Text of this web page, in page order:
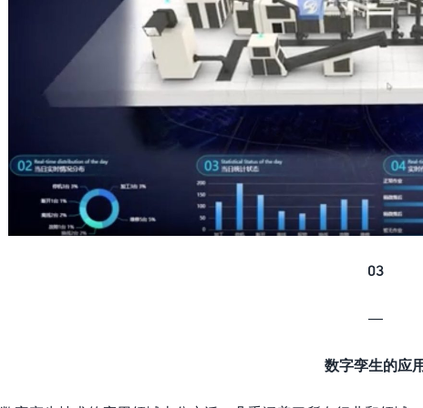
03
—
数字孪生的应